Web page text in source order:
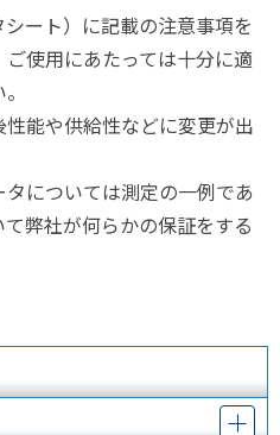
ート）に記載の注意事項を
使用にあたっては十分に適
能や供給性などに変更が出
については測定の一例であ
弊社が何らかの保証をする